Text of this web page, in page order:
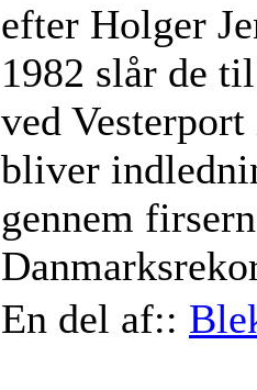
efter Holger
1982 slår de
ved
bliver
gennem
En del af::